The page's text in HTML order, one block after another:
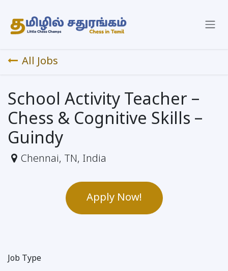
All Jobs
School Activity Teacher –
Chess & Cognitive Skills –
Guindy
Chennai, TN, India
Apply Now!
Job Type